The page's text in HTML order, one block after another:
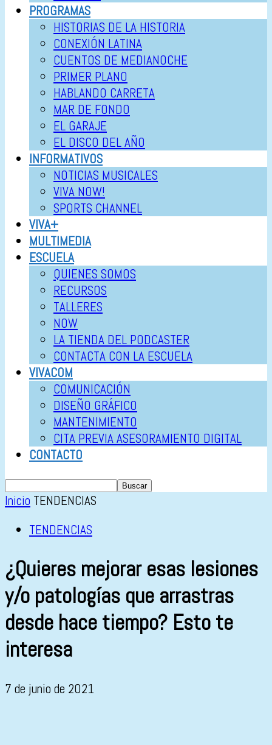
PROGRAMAS
HISTORIAS DE LA HISTORIA
CONEXIÓN LATINA
CUENTOS DE MEDIANOCHE
PRIMER PLANO
HABLANDO CARRETA
MAR DE FONDO
EL GARAJE
EL DISCO DEL AÑO
INFORMATIVOS
NOTICIAS MUSICALES
VIVA NOW!
SPORTS CHANNEL
VIVA+
MULTIMEDIA
ESCUELA
QUIENES SOMOS
RECURSOS
TALLERES
NOW
LA TIENDA DEL PODCASTER
CONTACTA CON LA ESCUELA
VIVACOM
COMUNICACIÓN
DISEÑO GRÁFICO
MANTENIMIENTO
CITA PREVIA ASESORAMIENTO DIGITAL
CONTACTO
Inicio TENDENCIAS
TENDENCIAS
¿Quieres mejorar esas lesiones
y/o patologías que arrastras
desde hace tiempo? Esto te
interesa
7 de junio de 2021